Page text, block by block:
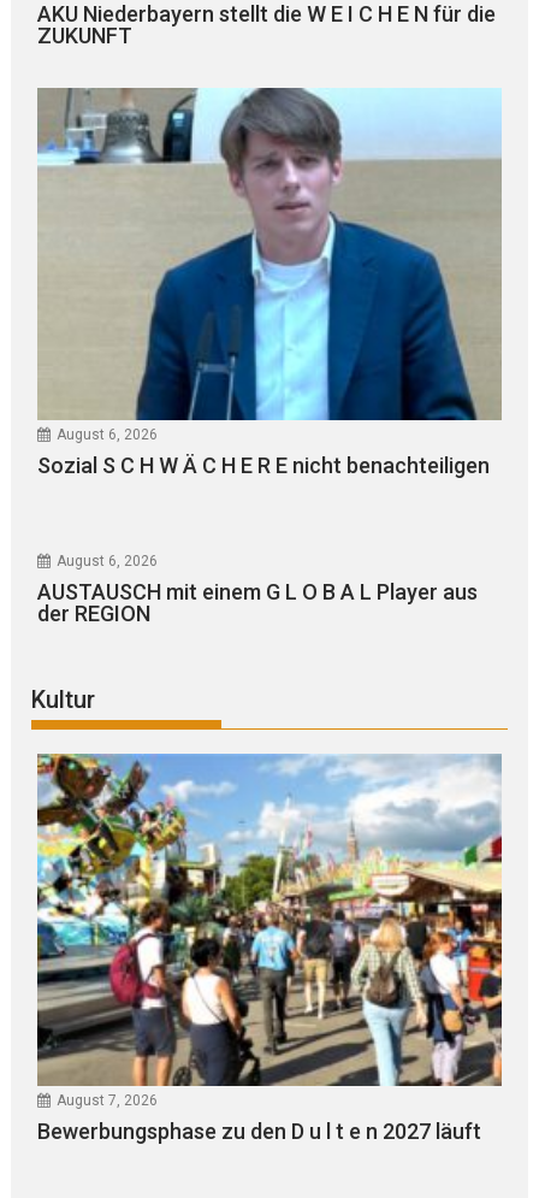
AKU Niederbayern stellt die W E I C H E N für die
ZUKUNFT
August 6, 2026
Sozial S C H W Ä C H E R E nicht benachteiligen
August 6, 2026
AUSTAUSCH mit einem G L O B A L Player aus
der REGION
Kultur
August 7, 2026
Bewerbungsphase zu den D u l t e n 2027 läuft